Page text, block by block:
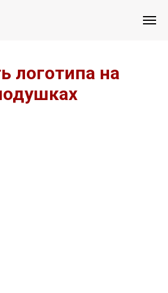
логотипа на